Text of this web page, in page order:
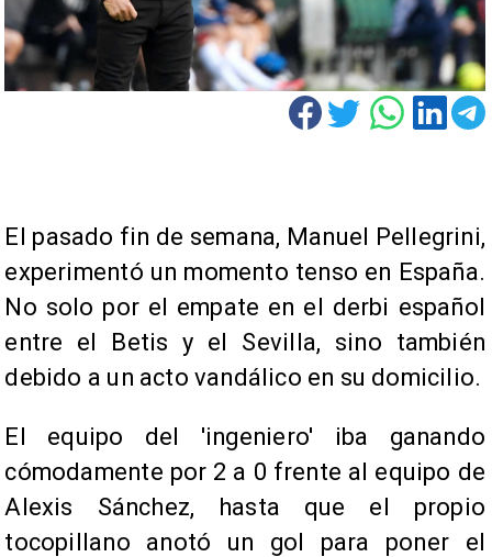
El pasado fin de semana, Manuel Pellegrini,
experimentó un momento tenso en España.
No solo por el empate en el derbi español
entre el Betis y el Sevilla, sino también
debido a un acto vandálico en su domicilio.
El equipo del 'ingeniero' iba ganando
cómodamente por 2 a 0 frente al equipo de
Alexis Sánchez, hasta que el propio
tocopillano anotó un gol para poner el